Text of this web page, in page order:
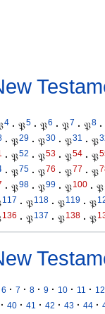
4 · 𝔓5 · 𝔓6 · 𝔓7 · 𝔓8 ·
· 𝔓29 · 𝔓30 · 𝔓31 · 𝔓
· 𝔓52 · 𝔓53 · 𝔓54 · 𝔓
· 𝔓75 · 𝔓76 · 𝔓77 · 𝔓
· 𝔓98 · 𝔓99 · 𝔓100 · 𝔓
117 · 𝔓118 · 𝔓119 · 𝔓
136 · 𝔓137 · 𝔓138 · 𝔓
6 · 7 · 8 · 9 · 10 · 11 · 12
· 40 · 41 · 42 · 43 · 44 ·